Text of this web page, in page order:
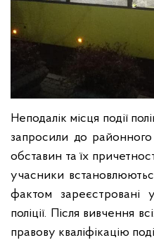
Неподалік місця події
запросили до районного
обставин та їх
учасники
фактом зареєстровані
поліції. Після вивчення
правову кваліфікацію